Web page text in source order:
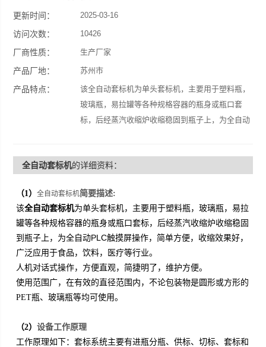
更新时间： 2025-03-16
访问次数： 10426
厂商性质： 生产厂家
产品厂地： 苏州市
产品特点：
该全自动套标机为单头套标机，主要用于塑料瓶，
玻璃瓶，易拉罐等各种规格容器的瓶身或瓶口套
标，后经蒸汽收缩炉收缩稳固到瓶子上，为全自动
全自动套标机的详细资料：
（1）全自动套标机简要描述:
该全自动套标机为单头套标机，主要用于塑料瓶，玻璃瓶，易拉
罐等各种规格容器的瓶身或瓶口套标，后经蒸汽收缩炉收缩稳固
到瓶子上，为全自动PLC触摸屏操作，简单方便，收缩效果好，
广泛应用于食品，饮料，医疗等行业。
人机对话式操作，方便直观，简捷明了，维护方便。
使用范围广，在有效的直径范围内，不论包装物是圆形或方形的
PET瓶、玻璃瓶等均可使用。
（2）设备工作原理
工作原理如下：套标系统主要有进瓶分瓶、供标、切标、套标和